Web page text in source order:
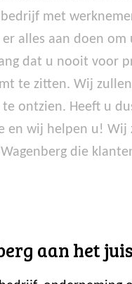
met
alles aan doen om
dat u nooit voor
te zitten. Wij
ontzien. Heeft u
en wij helpen u! Wij
die
aan het